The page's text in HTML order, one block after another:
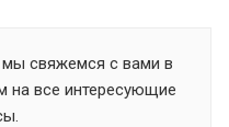
мы свяжемся с вами в
на все интересующие